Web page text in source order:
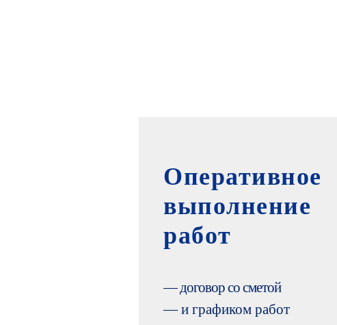
Оперативное
выполнение
работ
— договор со сметой
— и графиком работ